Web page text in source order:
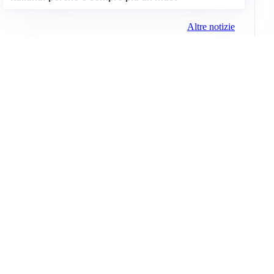
Altre notizie